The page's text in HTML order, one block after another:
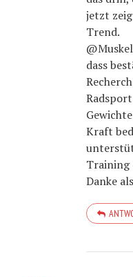
jetzt
Trend.
dass
Kraft
Training
Danke